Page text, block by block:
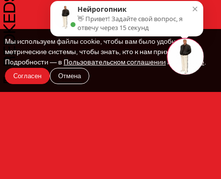
En
Мы используем файлы cookie, чтобы вам было удобнее. И
метрические системы, чтобы знать, кто к нам приходит.
Подробности — вПользовательском соглашениии Политике.
Согласен Отмена
×
Нейрогопник
👋 Привет! Задайте свой вопрос, я
отвечу через 15 секунд